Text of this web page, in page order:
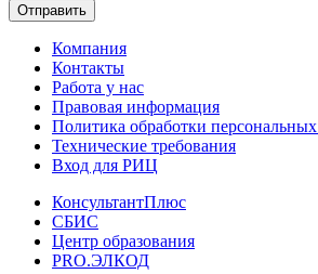
Отправить
Компания
Контакты
Работа у нас
Правовая информация
Политика обработки
Технические требования
Вход для РИЦ
КонсультантПлюс
СБИС
Центр образования
PRO.ЭЛКОД